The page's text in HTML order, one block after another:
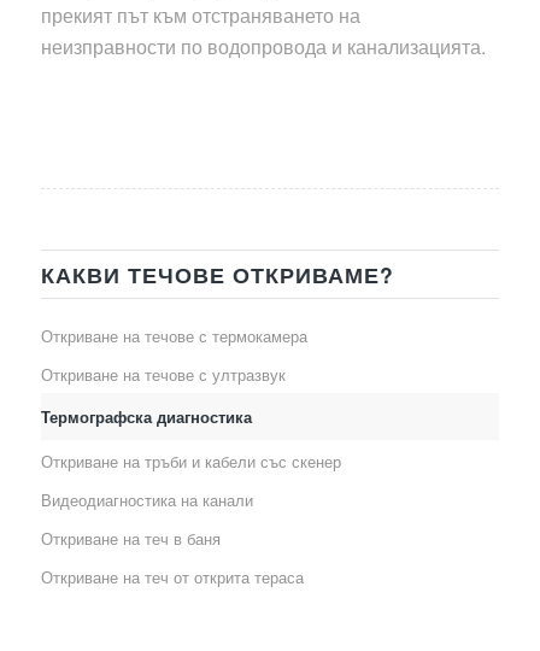
прекият път към отстраняването на
неизправности по водопровода и канализацията.
КАКВИ ТЕЧОВЕ ОТКРИВАМЕ?
Откриване на течове с термокамера
Откриване на течове с ултразвук
Термографска диагностика
Откриване на тръби и кабели със скенер
Видеодиагностика на канали
Откриване на теч в баня
Откриване на теч от открита тераса